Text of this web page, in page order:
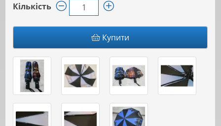
Кількість
Купити